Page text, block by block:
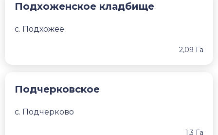
Подхоженское кладбище
с. Подхожее
2,09 Га
Подчерковское
с. Подчерково
1,3 Га